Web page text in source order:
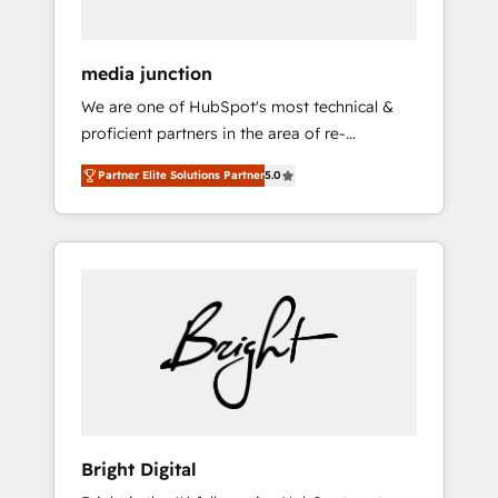
media junction
We are one of HubSpot's most technical &
proficient partners in the area of re-
platforming, website design & development.
We specialize in multi-hub implementations
for mid-market & enterprise companies. We
are woman-owned, powered by coffee, and
Impact Award 🏆2022 Technical Expertise
Impact Award 🏆2022 Platform Migration
Excellence Impact Award 🏆2020 Elite
Solutions Partner 🏆2019 Integrations
Website Design HubSpot Impact Award 🏆
Partner Elite Solutions Partner5.0
Bright Digital